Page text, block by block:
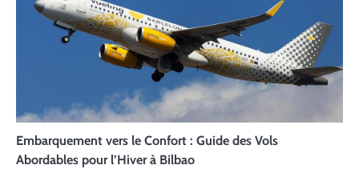
Embarquement vers le Confort : Guide des Vols
Abordables pour l’Hiver à Bilbao